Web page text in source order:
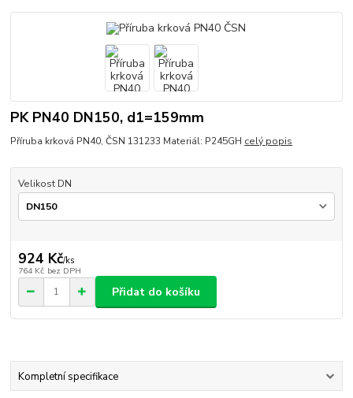
PK PN40 DN150, d1=159mm
Příruba krková PN40, ČSN 131233 Materiál: P245GH celý popis
Velikost DN
924 Kč/ks
764 Kč bez DPH
Přidat do košíku
Kompletní specifikace